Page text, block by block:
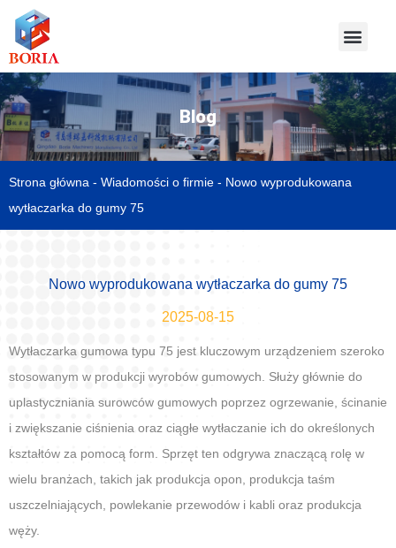
Blog
Strona główna - Wiadomości o firmie - Nowo wyprodukowana
wytłaczarka do gumy 75
Nowo wyprodukowana wytłaczarka do gumy 75
2025-08-15
Wytłaczarka gumowa typu 75 jest kluczowym urządzeniem szeroko
stosowanym w produkcji wyrobów gumowych. Służy głównie do
uplastyczniania surowców gumowych poprzez ogrzewanie, ścinanie
i zwiększanie ciśnienia oraz ciągłe wytłaczanie ich do określonych
kształtów za pomocą form. Sprzęt ten odgrywa znaczącą rolę w
wielu branżach, takich jak produkcja opon, produkcja taśm
uszczelniających, powlekanie przewodów i kabli oraz produkcja
węży.